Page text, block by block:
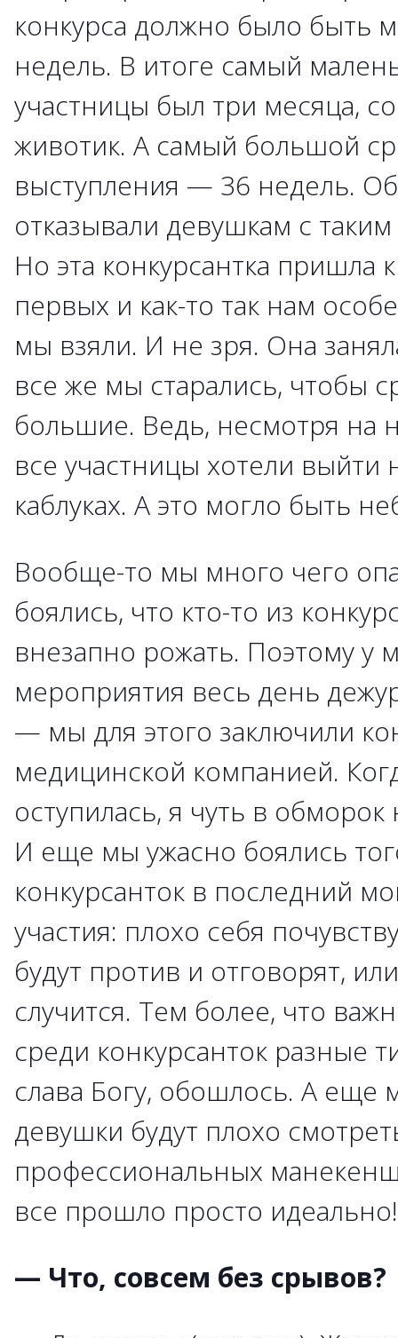
конкурса должно было быть
недель. В итоге самый
участницы был три месяца,
животик. А самый большой
выступления — 36 недель.
отказывали девушкам с
Но эта конкурсантка пришла
первых и как-то так нам
мы взяли. И не зря. Она
все же мы старались, чтобы
большие. Ведь, несмотря на
все участницы хотели выйти
каблуках. А это могло быть
Вообще-то мы много чего
боялись, что кто-то из
внезапно рожать. Поэтому у
мероприятия весь день
— мы для этого заключили
медицинской компанией.
оступилась, я чуть в обморок
И еще мы ужасно боялись
конкурсанток в последний
участия: плохо себя
будут против и отговорят,
случится. Тем более, что
среди конкурсанток разные
слава Богу, обошлось. А еще
девушки будут плохо
профессиональных
все прошло просто идеально!
— Что, совсем без срывов?